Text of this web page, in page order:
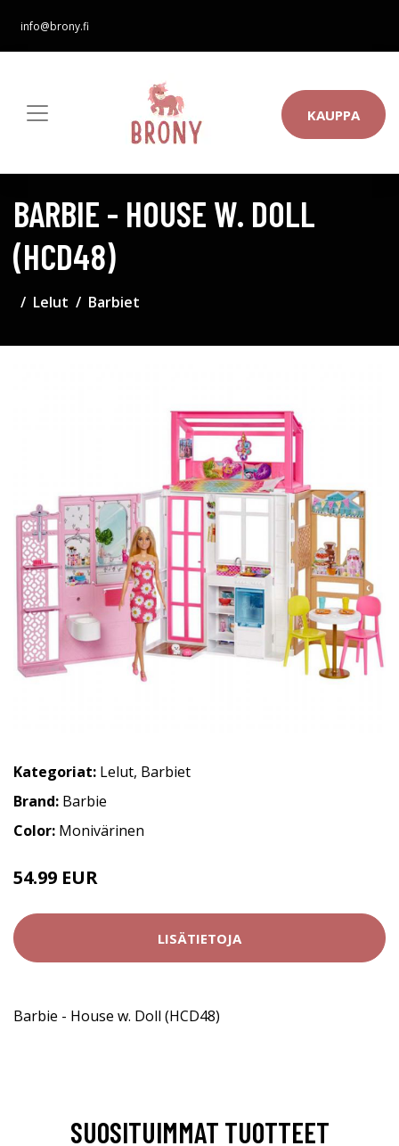
info@brony.fi
KAUPPA
BARBIE - HOUSE W. DOLL
(HCD48)
Lelut Barbiet
Kategoriat: Lelut, Barbiet
Brand: Barbie
Color: Monivärinen
54.99 EUR
LISÄTIETOJA
Barbie - House w. Doll (HCD48)
SUOSITUIMMAT TUOTTEET